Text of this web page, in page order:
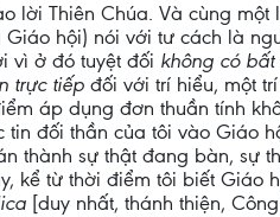
lời Thiên Chúa. Và cùng một
hội) nói với tư cách là
vì ở đó tuyệt đối không có
trực tiếp đối với trí hiểu, một
áp dụng đơn thuần tính
tin đối thần của tôi vào Giáo
thành sự thật đang bàn, sự
kể từ thời điểm tôi biết Giáo
[duy nhất, thánh thiện,